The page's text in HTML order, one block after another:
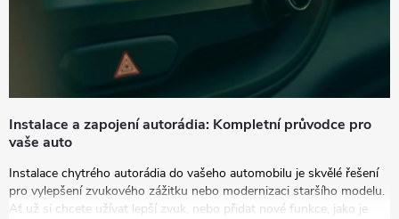
Instalace a zapojení autorádia: Kompletní průvodce pro
vaše auto
Instalace chytrého autorádia do vašeho automobilu je skvělé řešení
pro vylepšení zvukového zážitku nebo modernizaci staršího modelu.
Ať už si chcete užívat lepší zvuk, nebo přidat nové funkce, jako je